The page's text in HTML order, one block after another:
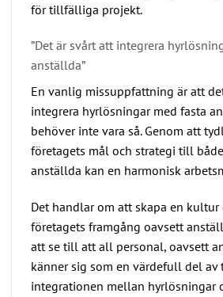
för tillfälliga projekt.
”Det är svårt att integrera
anställda”
En vanlig missuppfattning är att
integrera hyrlösningar med fasta
behöver inte vara så. Genom att
företagets mål och strategi till
anställda kan en harmonisk
Det handlar om att skapa en
företagets framgång oavsett
att se till att all personal, oavsett
känner sig som en värdefull del av
integrationen mellan hyrlösningar